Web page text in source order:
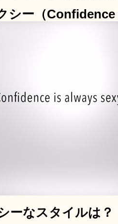
シー（
ーなスタイルは